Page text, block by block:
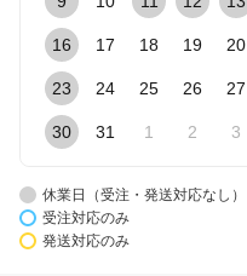
16 17 18 19 20
23 24 25 26 27
30 31 1 2 3
休業日（受注・発送対応なし）
受注対応のみ
発送対応のみ